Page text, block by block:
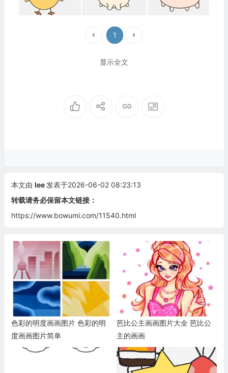
1
显示全文
本文由 lee 发表于2026-06-02 08:23:13
转载请务必保留本文链接：
https://www.bowumi.com/11540.html
色彩的明度画画图片 色彩的明
度画画图片简单
芭比公主画画图片大全 芭比公
主的画画